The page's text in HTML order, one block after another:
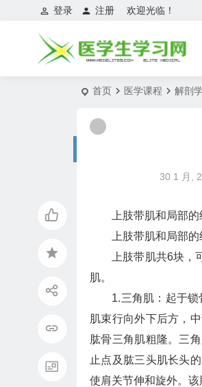
欢迎光临！
登录 注册
首页 医学课程 解剖
30 1 月,
上肢带肌和局部的
上肢带肌和局部的
上肢带肌共6块，可
肌。
1.三角肌：起于锁骨
肌束行向外下后方，
肱骨三角肌粗隆。三
止点及肱三头肌长头
使肩关节伸和旋外。该